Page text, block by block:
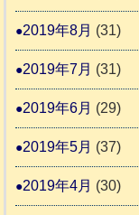
2019年8月 (31)
2019年7月 (31)
2019年6月 (29)
2019年5月 (37)
2019年4月 (30)